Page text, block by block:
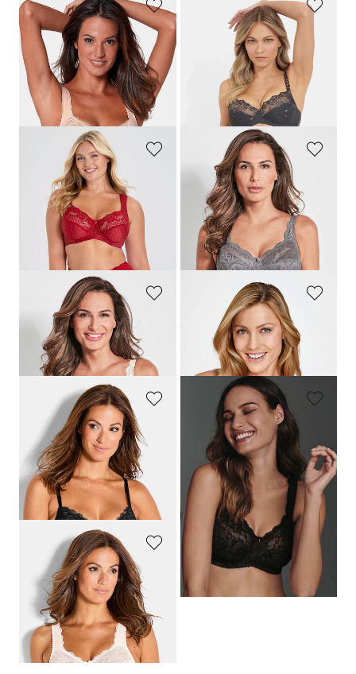
TRIUMPH
Kanten BH met beugels
58,95 €
Beugel-BH met gebloemd kant
99,95 €
Laagste prijs van de afgelopen 30
dagen**: 69,97 € (-14%)
MISS MARY
Beugelbeha van jacquard met kant
59,99 €
BH zonder beugels met kant
23,97 €39,95 €
Laagste prijs van de afgelopen 30
dagen**: 31,96 € (-25%)
BH zonder beugels met kant
18,98 €37,95 €
MISS MARY
Beugelbeha van jacquard met kant
59,99 €
SPEIDEL
BH zonder beugels met kant
41,96 €69,95 €
Laagste prijs van de afgelopen 30
dagen**: 48,97 €
(-14%)
ROSA FAIA
BH zonder beugels met kant
50,97 €84,95 €
Laagste prijs van de afgelopen 30
dagen**: 59,47 €
ROSA FAIA
BH zonder beugels met kant
50,97 €84,95 €
Laagste prijs van de afgelopen 30
dagen**: 59,47 €
(-14%)